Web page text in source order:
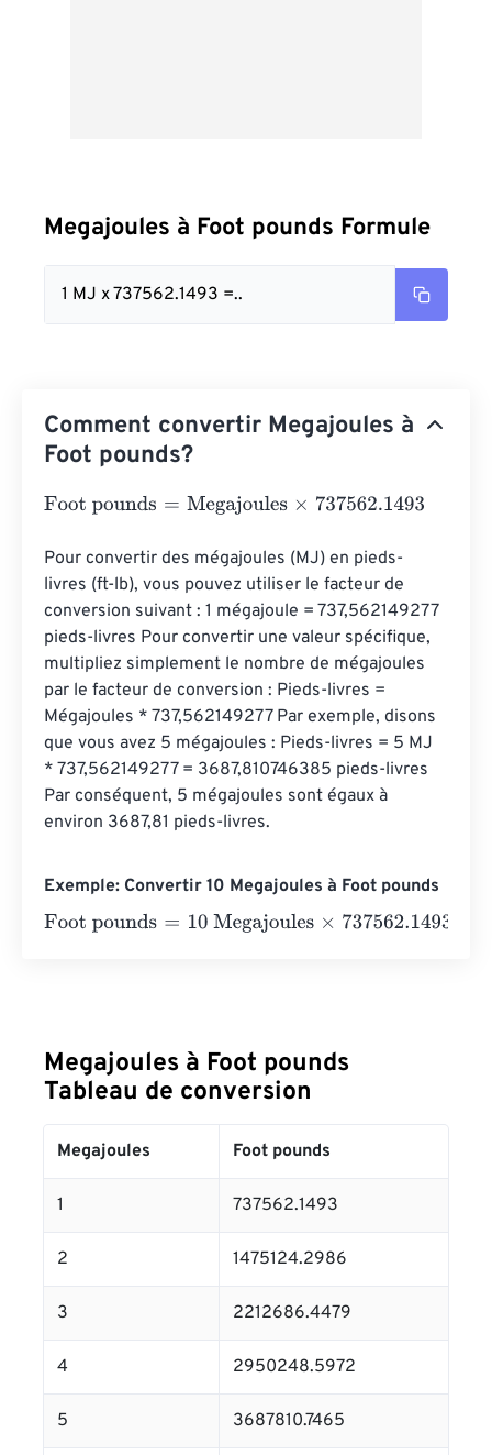
Megajoules à Foot pounds Formule
1 MJ x 737562.1493 =..
Comment convertir Megajoules à
Foot pounds?
Foot pounds=Megajoules×737562.1493
Pour convertir des mégajoules (MJ) en pieds-
livres (ft-lb), vous pouvez utiliser le facteur de
conversion suivant : 1 mégajoule = 737,562149277
pieds-livres Pour convertir une valeur spécifique,
multipliez simplement le nombre de mégajoules
par le facteur de conversion : Pieds-livres =
Mégajoules * 737,562149277 Par exemple, disons
que vous avez 5 mégajoules : Pieds-livres = 5 MJ
* 737,562149277 = 3687,810746385 pieds-livres
Par conséquent, 5 mégajoules sont égaux à
environ 3687,81 pieds-livres.
Exemple: Convertir 10 Megajoules à Foot pounds
Foot pounds=10 Megajoules×737562.1493=
Megajoules à Foot pounds
Tableau de conversion
Megajoules Foot pounds
1 737562.1493
2 1475124.2986
3 2212686.4479
4 2950248.5972
5 3687810.7465